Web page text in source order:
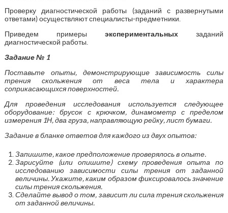
Проверку диагностической работы (заданий с развернутыми
ответами) осуществляют специалисты-предметники.
Приведем примерыэкспериментальных заданий
диагностической работы.
Задание № 1
Поставьте опыты, демонстрирующие зависимость силы
трения скольжения от веса тела и характера
соприкасающихся поверхностей.
Для проведения исследования используется следующее
оборудование: брусок с крючком, динамометр с пределом
измерения 1Н, два груза, направляющую рейку, лист бумаги.
Задание в бланке ответов для каждого из двух опытов:
Запишите, какое предположение проверялось в опыте.
Зарисуйте (или опишите) схему проведения опыта по
исследованию зависимости силы трения от заданной
величины. Укажите, каким образом фиксировалось значение
силы трения скольжения.
Сделайте вывод о том, зависит ли сила трения скольжения
от заданной величины.